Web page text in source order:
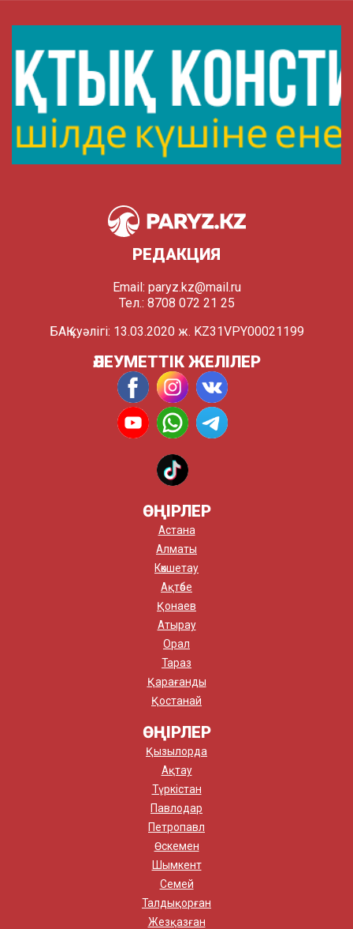
РЕДАКЦИЯ
Email: paryz.kz@mail.ru
Тел.: 8708 072 21 25
БАҚ куәлігі: 13.03.2020 ж. KZ31VPY00021199
ӘЛЕУМЕТТІК ЖЕЛІЛЕР
ӨҢІРЛЕР
Астана
Алматы
Көкшетау
Ақтөбе
Қонаев
Атырау
Орал
Тараз
Қарағанды
Қостанай
ӨҢІРЛЕР
Қызылорда
Ақтау
Түркістан
Павлодар
Петропавл
Өскемен
Шымкент
Семей
Талдықорған
Жезқазған